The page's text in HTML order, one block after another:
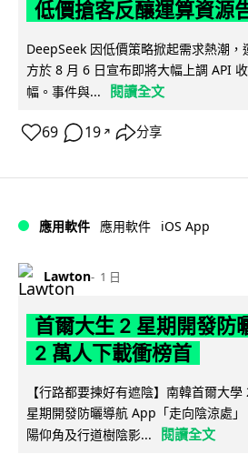
低價搶客反釀運算資源
DeepSeek 因低價策略掀起需求熱潮，
方於 8 月 6 日宣布即將大幅上調 API
幅。事件與...
閱讀全文
69 19 ↗ 分享
應用軟件 應用軟件 iOS App
Lawton 1 日
首爾大生 2 星期開發防
2 萬人下載衝榜首
【行路都要揀好有遮陰】南韓首爾大
星期開發防曬導航 App「走向陰涼處
陽仰角及行道樹陰影...
閱讀全文